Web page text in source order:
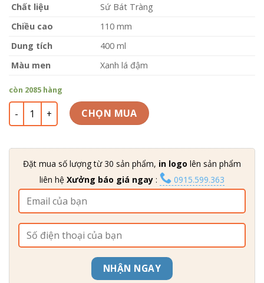
Chất liệu
Sứ Bát Tràng
Chiều cao
110 mm
Dung tích
400 ml
Màu men
Xanh lá đậm
còn 2085 hàng
Lu để uống bia bằng sứ 400ml xanh lá đậm số lượng
CHỌN MUA
Đặt mua số lượng từ 30 sản phẩm, in logo lên sản phẩm
liên hệ Xưởng báo giá ngay : 0915.599.363
NHẬN NGAY